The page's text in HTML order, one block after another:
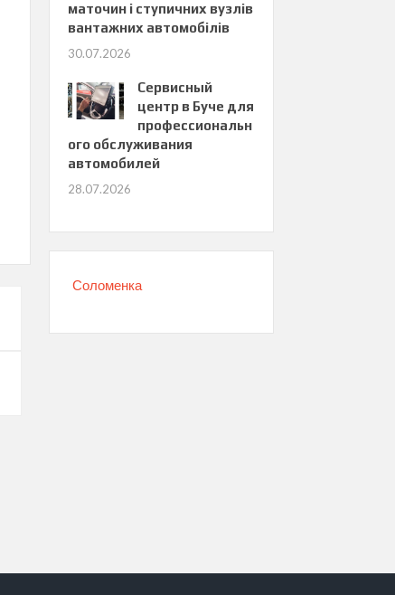
маточин і ступичних вузлів
вантажних автомобілів
30.07.2026
Сервисный
центр в Буче для
профессиональн
ого обслуживания
автомобилей
28.07.2026
Соломенка